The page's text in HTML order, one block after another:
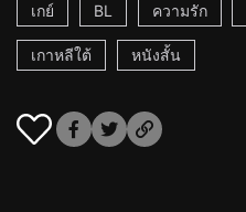
เกย์
BL ความรัก
เกาหลีใต้ หนังสั้น